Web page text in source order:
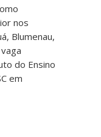
nos
Blumenau,
do Ensino
em